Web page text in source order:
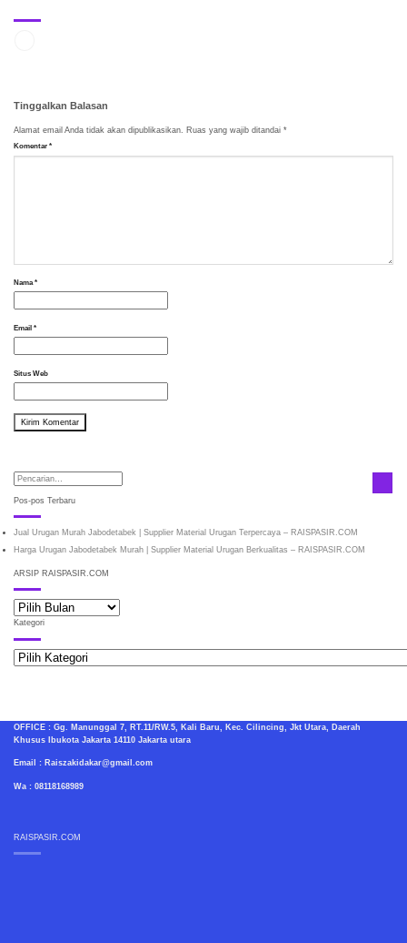
Tinggalkan Balasan
Alamat email Anda tidak akan dipublikasikan. Ruas yang wajib ditandai *
Komentar *
Nama*
Email *
Situs Web
Pos-pos Terbaru
Jual Urugan Murah Jabodetabek | Supplier Material Urugan Terpercaya – RAISPASIR.COM
Harga Urugan Jabodetabek Murah | Supplier Material Urugan Berkualitas – RAISPASIR.COM
ARSIP RAISPASIR.COM
ARSIP
RAISPASIR.COM
Kategori
Kategori
OFFICE : Gg. Manunggal 7, RT.11/RW.5, Kali Baru, Kec. Cilincing, Jkt Utara, Daerah
Khusus Ibukota Jakarta 14110 Jakarta utara
Email : Raiszakidakar@gmail.com
Wa : 08118168989
RAISPASIR.COM